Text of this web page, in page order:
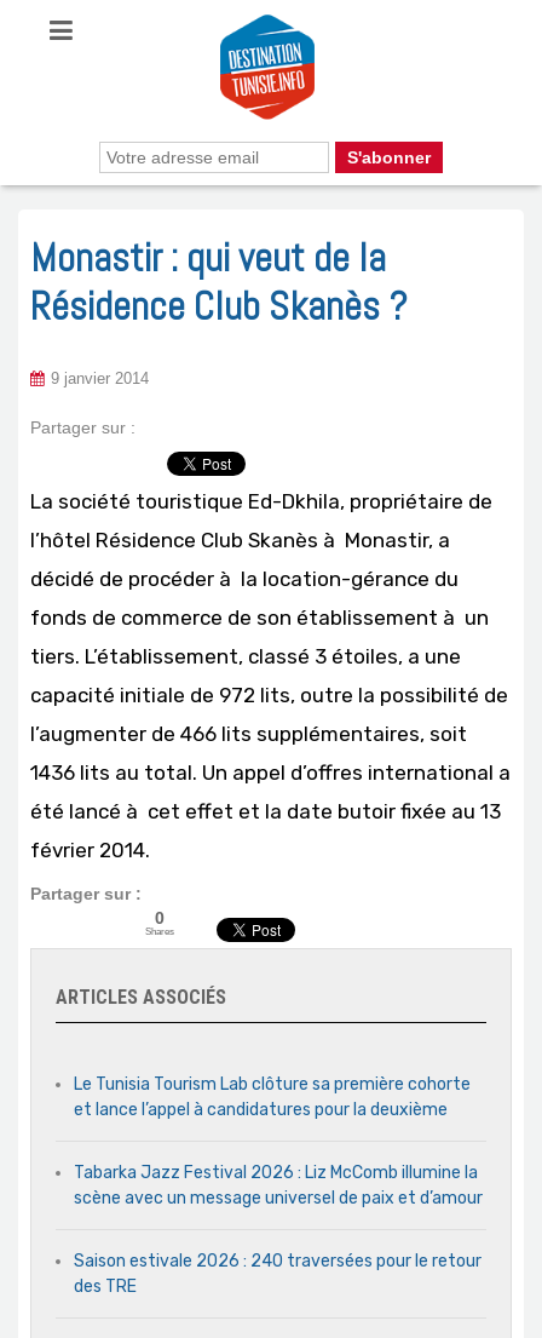
Monastir : qui veut de la
Résidence Club Skanès ?
9 janvier 2014
Partager sur :
La société touristique Ed-Dkhila, propriétaire de
l’hôtel Résidence Club Skanès à Monastir, a
décidé de procéder à la location-gérance du
fonds de commerce de son établissement à un
tiers. L’établissement, classé 3 étoiles, a une
capacité initiale de 972 lits, outre la possibilité de
l’augmenter de 466 lits supplémentaires, soit
1436 lits au total. Un appel d’offres international a
été lancé à cet effet et la date butoir fixée au 13
février 2014.
Partager sur :
0
Shares
ARTICLES ASSOCIÉS
Le Tunisia Tourism Lab clôture sa première cohorte
et lance l’appel à candidatures pour la deuxième
Tabarka Jazz Festival 2026 : Liz McComb illumine la
scène avec un message universel de paix et d’amour
Saison estivale 2026 : 240 traversées pour le retour
des TRE